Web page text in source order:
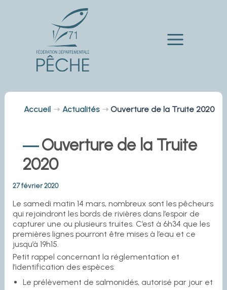
Main
Accueil Actualités Ouverture de la Truite 2020
Ouverture de la Truite
2020
27 février 2020
Le samedi matin 14 mars, nombreux sont les pêcheurs
qui rejoindront les bords de rivières dans l’espoir de
capturer une ou plusieurs truites. C’est à 6h34 que les
premières lignes pourront être mises à l’eau et ce
jusqu’à 19h15.
Petit rappel concernant la réglementation et
l’identification des espèces:
Le prélèvement de salmonidés, autorisé par jour et